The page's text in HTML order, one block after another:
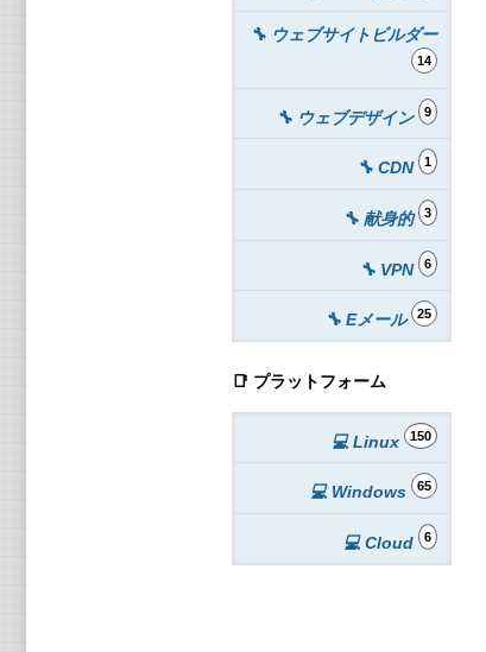
🔧 ウェブサイトビルダー
14
🔧 ウェブデザイン 9
🔧 CDN 1
🔧 献身的 3
🔧 VPN 6
🔧 Eメール 25
📑 プラットフォーム
💻 Linux 150
💻 Windows 65
💻 Cloud 6